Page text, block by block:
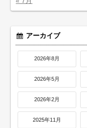
アーカイブ
2026年8月
2026年5月
2026年2月
2025年11月